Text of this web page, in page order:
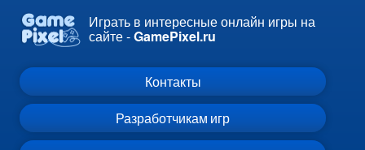
Играть в интересные онлайн игры на
сайте -GamePixel.ru
Контакты
Разработчикам игр